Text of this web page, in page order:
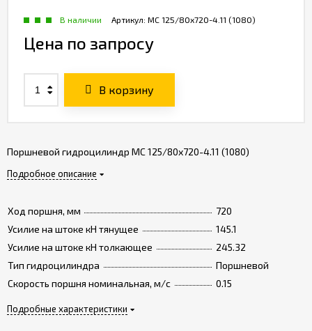
Поршневой гидроцилиндр МС 125/80х720-4.11 (1080)
Подробное описание
Ход поршня, мм
720
Усилие на штоке кН тянущее
145.1
Усилие на штоке кН толкающее
245.32
Тип гидроцилиндра
Поршневой
Скорость поршня номинальная, м/с
0.15
Подробные характеристики
Артикул: МС 125/80х720-4.11 (1080)
В наличии
Цена по запросу
В корзину